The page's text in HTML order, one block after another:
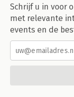
Schrijf u in voor
met relevante
events en de